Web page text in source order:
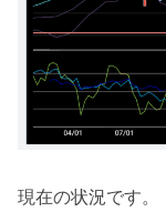
現在の状況です。